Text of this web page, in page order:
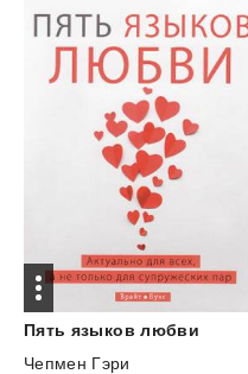
Пять языков любви
Чепмен Гэри